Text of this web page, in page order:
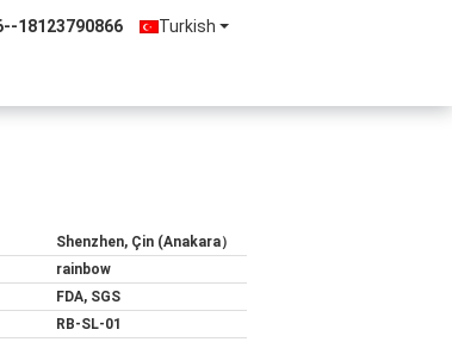
Turkish
18123790866
Shenzhen, Çin (Anakara）
rainbow
FDA, SGS
RB-SL-01